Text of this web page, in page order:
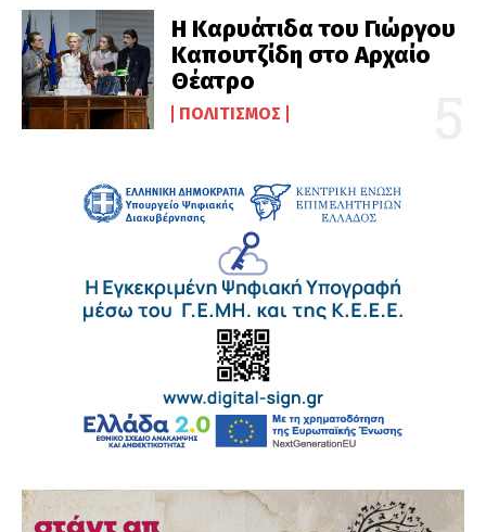
Η Καρυάτιδα του Γιώργου
Καπουτζίδη στο Αρχαίο
Θέατρο
ΠΟΛΙΤΙΣΜΌΣ